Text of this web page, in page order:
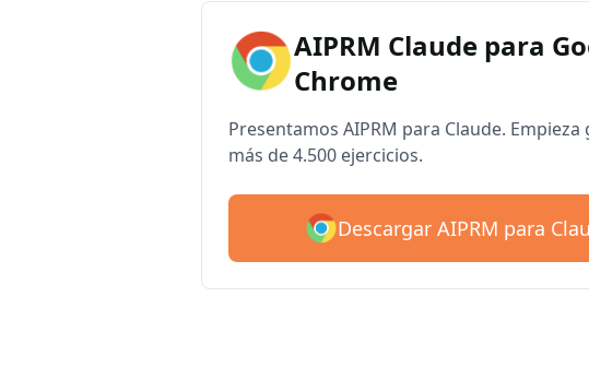
AIPRM Claude para
Chrome
Presentamos AIPRM para Claude. Empieza
más de 4.500 ejercicios.
Descargar AIPRM para